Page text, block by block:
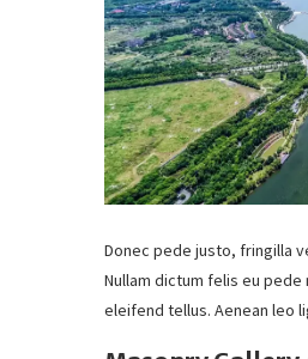
Donec pede justo, fringilla
Nullam dictum felis eu pede